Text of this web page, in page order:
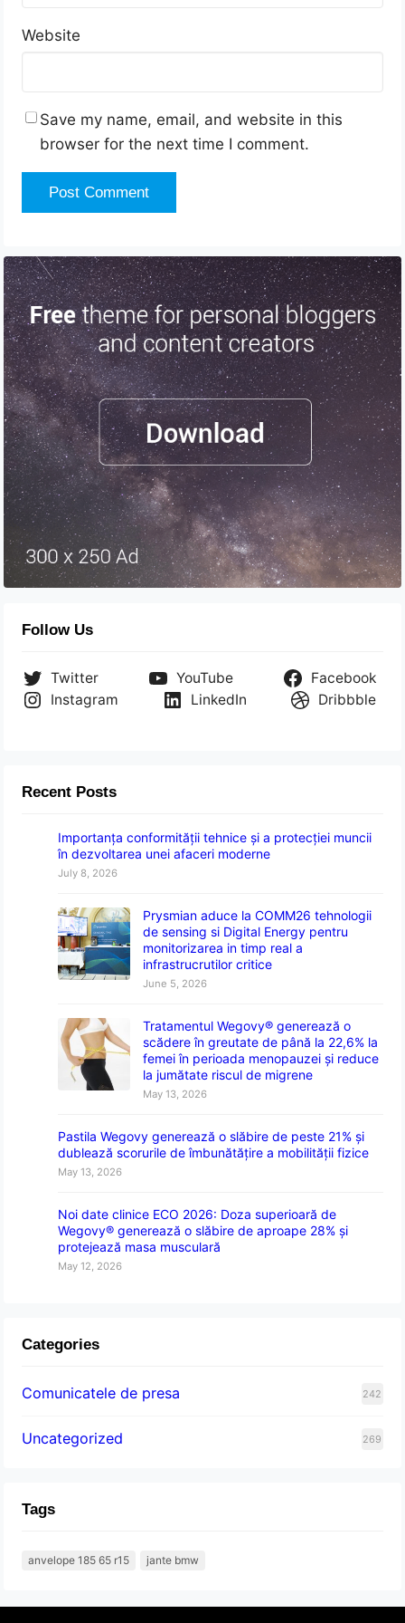
Website
Save my name, email, and website in this
browser for the next time I comment.
Follow Us
Twitter YouTube
Facebook
Instagram
LinkedIn Dribbble
Recent Posts
Importanța conformității tehnice și a protecției muncii
în dezvoltarea unei afaceri moderne
July 8, 2026
Prysmian aduce la COMM26 tehnologii
de sensing si Digital Energy pentru
monitorizarea in timp real a
infrastrucrutilor critice
June 5, 2026
Tratamentul Wegovy® generează o
scădere în greutate de până la 22,6% la
femei în perioada menopauzei și reduce
la jumătate riscul de migrene
May 13, 2026
Pastila Wegovy generează o slăbire de peste 21% și
dublează scorurile de îmbunătățire a mobilității fizice
May 13, 2026
Noi date clinice ECO 2026: Doza superioară de
Wegovy® generează o slăbire de aproape 28% și
protejează masa musculară
May 12, 2026
Categories
Comunicatele de presa 242
Uncategorized 269
Tags
anvelope 185 65 r15 jante bmw